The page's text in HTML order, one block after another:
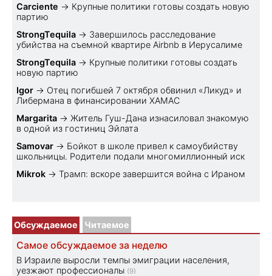
Carciente → Крупные политики готовы создать новую
партию
StrongTequila → Завершилось расследование
убийства на съемной квартире Airbnb в Иерусалиме
StrongTequila → Крупные политики готовы создать
новую партию
Igor → Отец погибшей 7 октября обвинил «Ликуд» и
Либермана в финансировании ХАМАС
Margarita → Житель Гуш-Дана изнасиловал знакомую
в одной из гостиниц Эйлата
Samovar → Бойкот в школе привел к самоубийству
школьницы. Родители подали многомиллионный иск
Mikrok → Трамп: вскоре завершится война с Ираном
Обсуждаемое Читаемое
Самое обсуждаемое за неделю
В Израиле выросли темпы эмиграции населения,
уезжают профессионалы (9)